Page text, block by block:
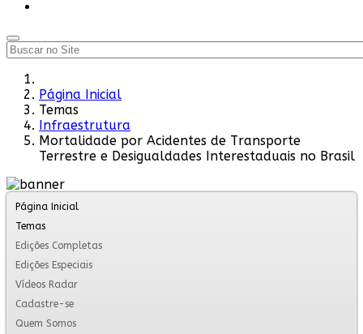
Página Inicial
Temas
Infraestrutura
Mortalidade por Acidentes de Transporte
Terrestre e Desigualdades Interestaduais no Brasil
Página Inicial
Temas
Edições Completas
Edições Especiais
Vídeos Radar
Cadastre-se
Quem Somos